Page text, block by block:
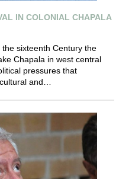
IN COLONIAL CHAPALA
sixteenth Century the
Chapala in west central
pressures that
and…